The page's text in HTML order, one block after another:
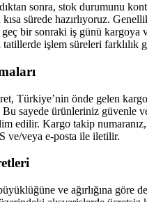
sonra, stok durumunu
sürede hazırlıyoruz.
geç bir sonraki iş günü kargoya
işlem süreleri farklılık
Türkiye’nin önde gelen
Bu sayede ürünleriniz güvenle
edilir. Kargo takip
ve/veya e-posta ile iletilir.
ve ağırlığına göre